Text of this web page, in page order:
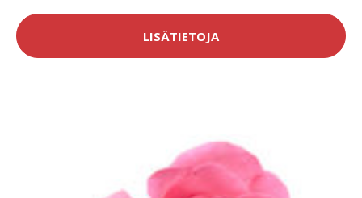
LISÄTIETOJA